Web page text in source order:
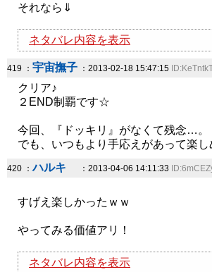
それなら⇓
ネタバレ内容を表示
419 ： 宇宙撫子 ：2013-02-18 15:47:15
クリア♪
２END制覇です☆
今回、『ドッキリ』がなくて残念…。
でも、いつもより手応えがあって楽
420 ：ハルキ ：2013-04-06 14:11:33
すげえ楽しかったｗｗ
やってみる価値アリ！
ネタバレ内容を表示